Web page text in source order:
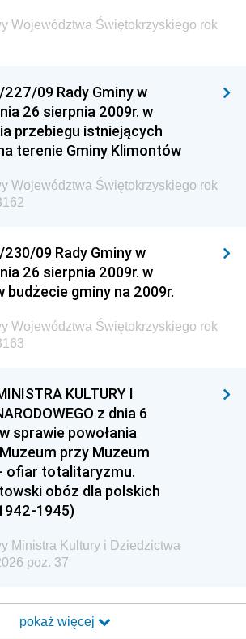
Województwa Świętokrzyskiego rok
227/09 Rady Gminy w
26 sierpnia 2009r. w
przebiegu istniejących
terenie Gminy Klimontów
Województwa Świętokrzyskiego rok
230/09 Rady Gminy w
26 sierpnia 2009r. w
budżecie gminy na 2009r.
Województwa Świętokrzyskiego rok
KULTURY I
z dnia 6
sprawie powołania
przy Muzeum
ofiar totalitaryzmu.
obóz dla polskich
1945)
Ministra Kultury i Dziedzictwa
poz. 37
pokaż więcej